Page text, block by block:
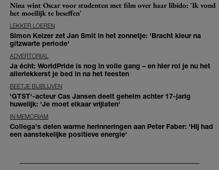
Nina wint Oscar voor studenten met film over haar libido: 'Ik vond
het moeilijk te beseffen'
LEKKER LOEREN
Simon Keizer zet Jan Smit in het zonnetje: 'Bracht kleur na
gitzwarte periode'
ADVERTORIAL
Ja écht: WorldPride is nog in volle gang – en hier rol je nu het
allerlekkerst je bed in na het feesten
BEETJE BIJBLIJVEN
'GTST'-acteur Cas Jansen deelt geheim achter 17-jarig
huwelijk: 'Je moet elkaar vrijlaten'
IN MEMORIAM
Collega's delen warme herinneringen aan Peter Faber: 'Hij had
een aanstekelijke positieve energie'